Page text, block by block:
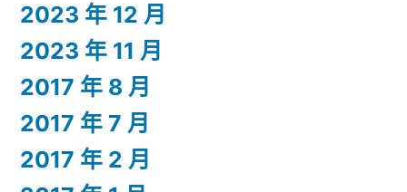
2023 年 12 月
2023 年 11 月
2017 年 8 月
2017 年 7 月
2017 年 2 月